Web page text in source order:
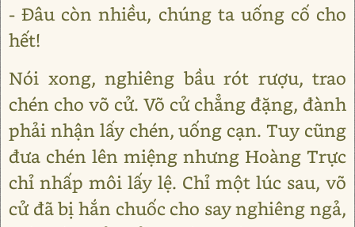
- Đâu còn nhiều, chúng ta uống cố cho
hết!
Nói xong, nghiêng bầu rót rượu, trao
chén cho võ cử. Võ cử chẳng đặng, đành
phải nhận lấy chén, uống cạn. Tuy cũng
đưa chén lên miệng nhưng Hoàng Trực
chỉ nhấp môi lấy lệ. Chỉ một lúc sau, võ
cử đã bị hắn chuốc cho say nghiêng ngả,